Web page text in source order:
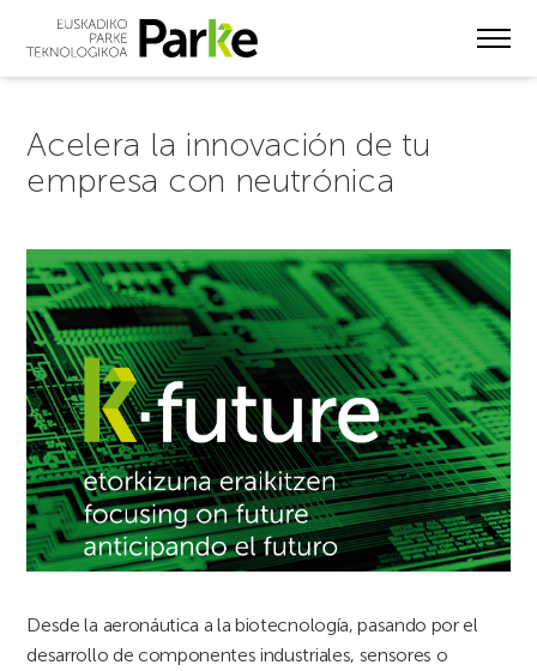
Acelera la innovación de tu
empresa con neutrónica
Desde la aeronáutica a la biotecnología, pasando por el
desarrollo de componentes industriales, sensores o